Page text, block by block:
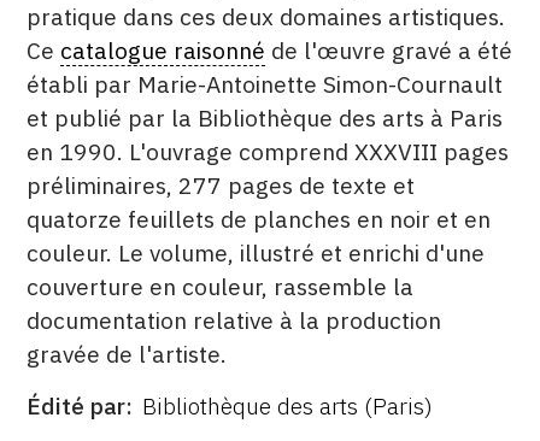
pratique dans ces deux domaines artistiques.
Ce catalogue raisonné de l'œuvre gravé a été
établi par Marie-Antoinette Simon-Cournault
et publié par la Bibliothèque des arts à Paris
en 1990. L'ouvrage comprend XXXVIII pages
préliminaires, 277 pages de texte et
quatorze feuillets de planches en noir et en
couleur. Le volume, illustré et enrichi d'une
couverture en couleur, rassemble la
documentation relative à la production
gravée de l'artiste.
ÉDITÉ
Édité par Bibliothèque des arts (Paris)